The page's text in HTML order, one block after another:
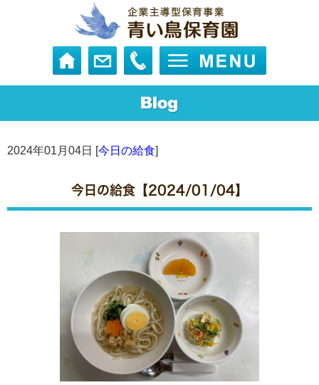
2024年01月04日 [今日の給食]
今日の給食【2024/01/04】